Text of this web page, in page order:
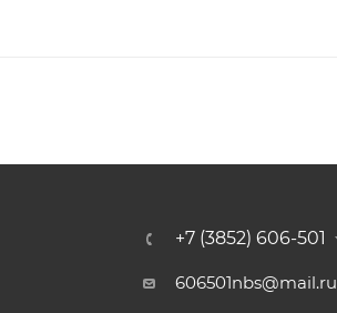
+7 (3852) 606-501
606501nbs@mail.ru